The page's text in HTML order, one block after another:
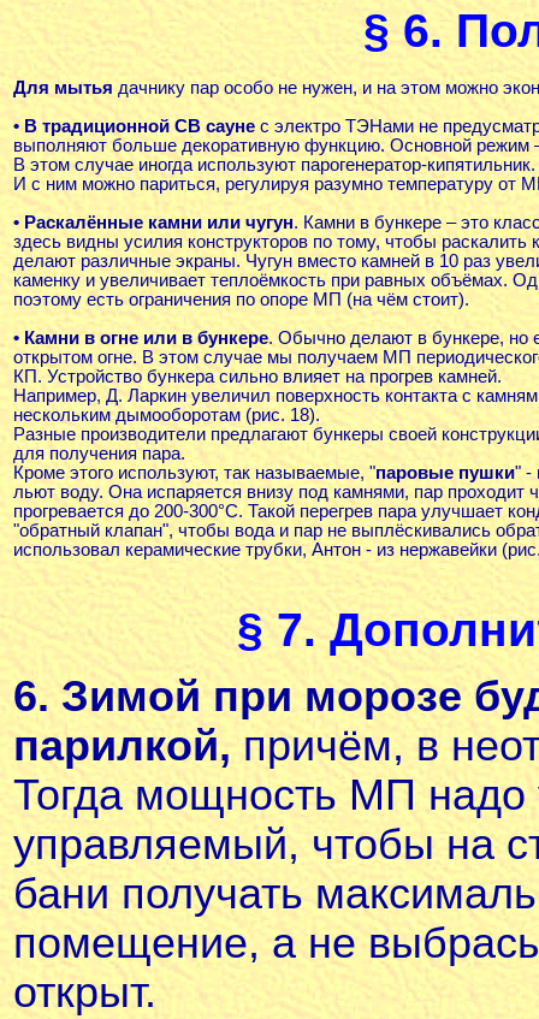
§ 6.
Для мытья дачнику пар особо не нужен, и на этом можно
• В традиционной СВ сауне с электро ТЭНами не
выполняют больше декоративную функцию. Основной режим
В этом случае иногда используют парогенератор-кипятильник.
И с ним можно париться, регулируя разумно температуру от
• Раскалённые камни или чугун. Камни в бункере – это
здесь видны усилия конструкторов по тому, чтобы раскалить
делают различные экраны. Чугун вместо камней в 10 раз
каменку и увеличивает теплоёмкость при равных объёмах.
поэтому есть ограничения по опоре МП (на чём стоит).
• Камни в огне или в бункере. Обычно делают в бункере, но
открытом огне. В этом случае мы получаем МП
КП. Устройство бункера сильно влияет на прогрев камней.
Например, Д. Ларкин увеличил поверхность контакта с
нескольким дымооборотам (рис. 18).
Разные производители предлагают бункеры своей
для получения пара.
Кроме этого используют, так называемые, "паровые пушки" -
льют воду. Она испаряется внизу под камнями, пар проходит
прогревается до 200-300°С. Такой перегрев пара улучшает
"обратный клапан", чтобы вода и пар не выплёскивались
использовал керамические трубки, Антон - из нержавейки (
§ 7.
6. Зимой при морозебу
парилкой, причём, в
Тогда мощность МП надо
управляемый, чтобы на
бани получать
помещение, а не
открыт.